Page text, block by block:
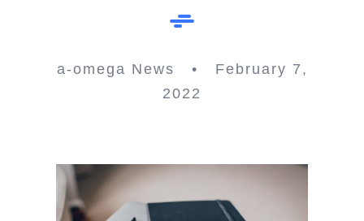
a-omega News • February 7,
2022